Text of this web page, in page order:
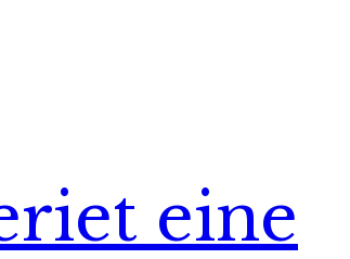
eine